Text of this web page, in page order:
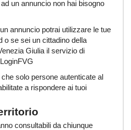
un annuncio non hai bisogno
annuncio potrai utilizzare le tue
o se sei un cittadino della
Giulia il servizio di
solo persone autenticate al
a rispondere ai tuoi
consultabili da chiunque